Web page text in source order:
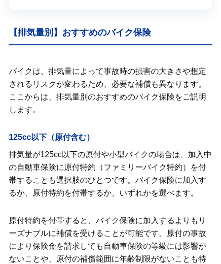
【排気量別】おすすめのバイク保険
バイクは、排気量によって事故時の損害の大きさや想定
されるリスクが変わるため、必要な補償も異なります。
ここからは、排気量別のおすすめのバイク保険をご説明
します。
125cc以下（原付含む）
排気量が125cc以下の原付や小型バイクの場合は、加入中
の自動車保険に原付特約（ファミリーバイク特約）を付
帯することも選択肢のひとつです。バイク保険に加入す
るか、原付特約を付帯するか、いずれかを選べます。
原付特約を付帯すると、バイク保険に加入するよりもリ
ーズナブルに補償を受けることが可能です。原付の事故
により保険金を請求しても自動車保険の等級には影響が
ないことや、原付の補償範囲に年齢制限がないことも特